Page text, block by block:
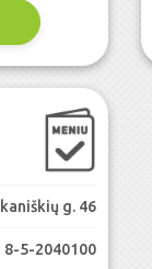
g. 46
8-5-2040100